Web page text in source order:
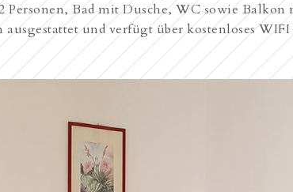
Personen, Bad mit Dusche, WC sowie
und verfügt über kostenloses